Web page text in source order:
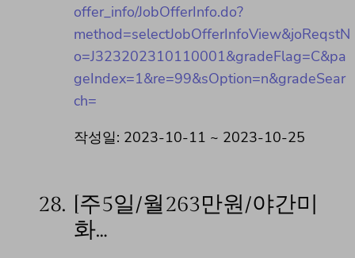
offer_info/JobOfferInfo.do?
method=selectJobOfferInfoView&joReqstN
o=J323202310110001&gradeFlag=C&pa
geIndex=1&re=99&sOption=n&gradeSear
ch=
작성일: 2023-10-11 ~ 2023-10-25
28.
[주5일/월263만원/야간미
화…